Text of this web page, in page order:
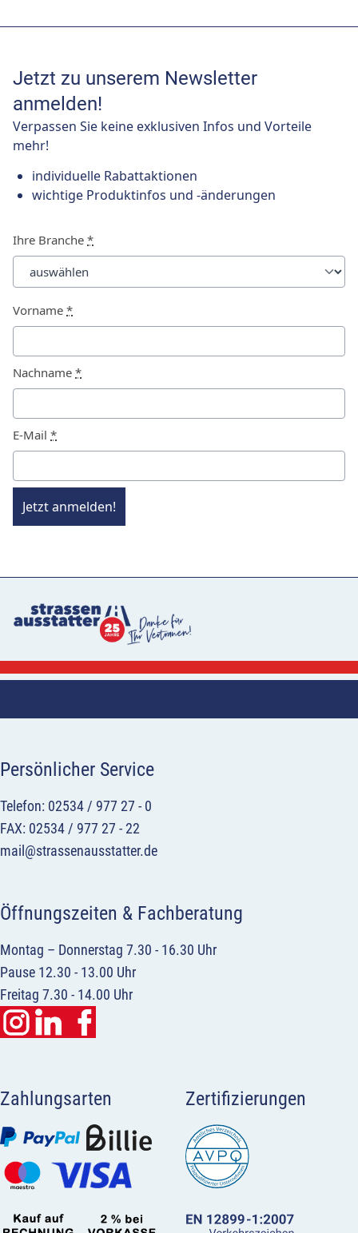
Jetzt zu unserem Newsletter
anmelden!
Verpassen Sie keine exklusiven Infos und Vorteile
mehr!
individuelle Rabattaktionen
wichtige Produktinfos und -änderungen
Ihre Branche *
Vorname *
Nachname *
E-Mail *
Jetzt anmelden!
Persönlicher Service
Telefon: 02534 / 977 27 - 0
FAX: 02534 / 977 27 - 22
mail@strassenausstatter.de
Öffnungszeiten & Fachberatung
Montag – Donnerstag 7.30 - 16.30 Uhr
Pause 12.30 - 13.00 Uhr
Freitag 7.30 - 14.00 Uhr
Zahlungsarten Zertifizierungen